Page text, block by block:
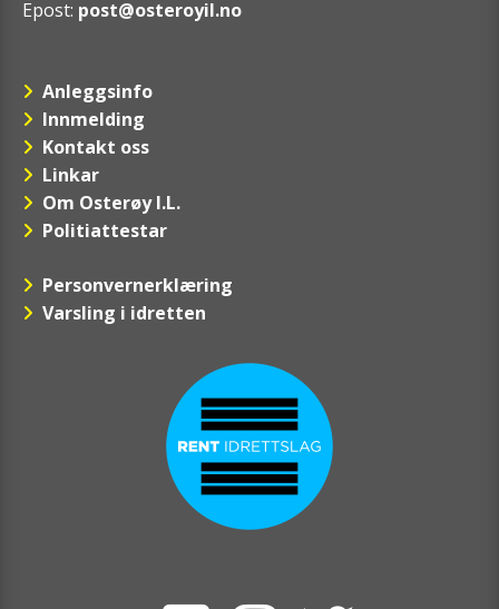
Epost: post@osteroyil.no
Anleggsinfo
Innmelding
Kontakt oss
Linkar
Om Osterøy I.L.
Politiattestar
Personvernerklæring
Varsling i idretten